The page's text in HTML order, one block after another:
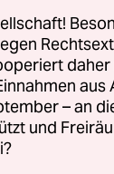
extrem
wenn
daher
aus
– an
und